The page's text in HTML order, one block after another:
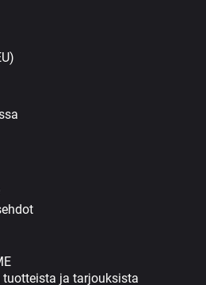
ja tarjouksista